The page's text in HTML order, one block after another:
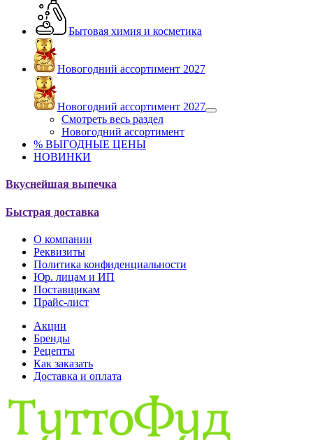
Бытовая химия и косметика
Новогодний ассортимент 2027
Новогодний ассортимент 2027
Смотреть весь раздел
Новогодний ассортимент
% ВЫГОДНЫЕ ЦЕНЫ
НОВИНКИ
Вкуснейшая выпечка
Быстрая доставка
О компании
Реквизиты
Политика конфиденциальности
Юр. лицам и ИП
Поставщикам
Прайс-лист
Акции
Бренды
Рецепты
Как заказать
Доставка и оплата